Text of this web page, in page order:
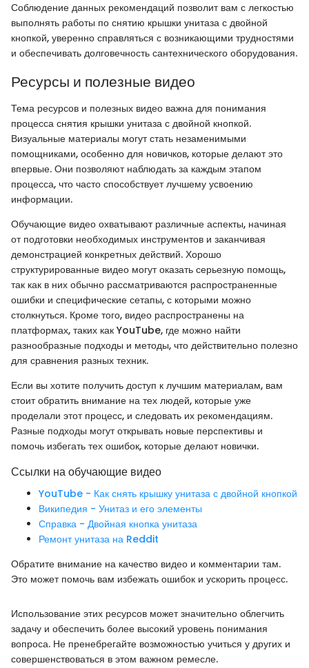
Соблюдение данных рекомендаций позволит вам с легкостью
выполнять работы по снятию крышки унитаза с двойной
кнопкой, уверенно справляться с возникающими трудностями
и обеспечивать долговечность сантехнического оборудования.
Ресурсы и полезные видео
Тема ресурсов и полезных видео важна для понимания
процесса снятия крышки унитаза с двойной кнопкой.
Визуальные материалы могут стать незаменимыми
помощниками, особенно для новичков, которые делают это
впервые. Они позволяют наблюдать за каждым этапом
процесса, что часто способствует лучшему усвоению
информации.
Обучающие видео охватывают различные аспекты, начиная
от подготовки необходимых инструментов и заканчивая
демонстрацией конкретных действий. Хорошо
структурированные видео могут оказать серьезную помощь,
так как в них обычно рассматриваются распространенные
ошибки и специфические сетапы, с которыми можно
столкнуться. Кроме того, видео распространены на
платформах, таких как YouTube, где можно найти
разнообразные подходы и методы, что действительно полезно
для сравнения разных техник.
Если вы хотите получить доступ к лучшим материалам, вам
стоит обратить внимание на тех людей, которые уже
проделали этот процесс, и следовать их рекомендациям.
Разные подходы могут открывать новые перспективы и
помочь избегать тех ошибок, которые делают новички.
Ссылки на обучающие видео
YouTube - Как снять крышку унитаза с двойной кнопкой
Википедия - Унитаз и его элементы
Справка - Двойная кнопка унитаза
Ремонт унитаза на Reddit
Обратите внимание на качество видео и комментарии там.
Это может помочь вам избежать ошибок и ускорить процесс.
Использование этих ресурсов может значительно облегчить
задачу и обеспечить более высокий уровень понимания
вопроса. Не пренебрегайте возможностью учиться у других и
совершенствоваться в этом важном ремесле.